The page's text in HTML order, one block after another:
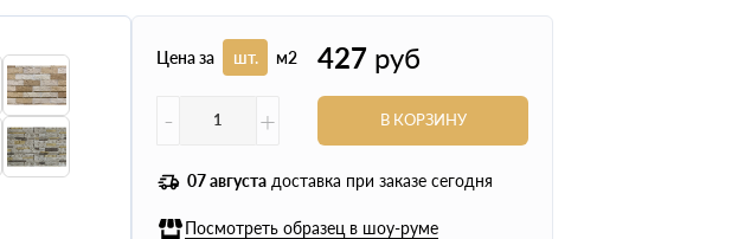
Фасадные термопанели
Цена за шт. м2 427 руб
-
+ В КОРЗИНУ
07 августа доставка при заказе сегодня
Посмотреть образец в шоу-руме